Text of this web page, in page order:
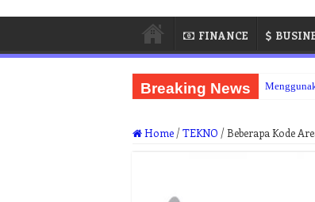
FINANCE
Breaking News
Home /TEKNO /Beberapa Kode